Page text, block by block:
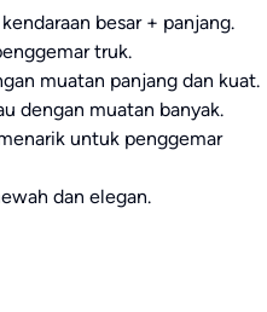
besar + panjang.
truk.
muatan panjang dan kuat.
dengan muatan banyak.
untuk penggemar
dan elegan.